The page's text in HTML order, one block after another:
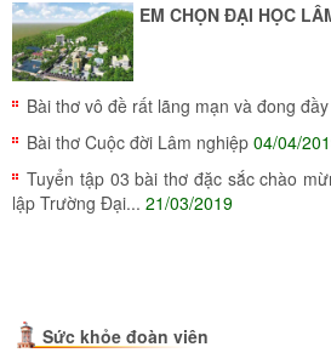
EM CHỌN ĐẠI HỌC
Bài thơ vô đề rất lãng mạn và đong
Bài thơ Cuộc đời Lâm nghiệp 04/04/
Tuyển tập 03 bài thơ đặc sắc chào
lập Trường Đại... 21/03/2019
Sức khỏe đoàn viên